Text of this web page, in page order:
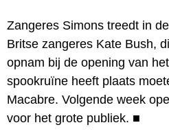
Zangeres Simons treedt in
Britse zangeres Kate Bush,
opnam bij de opening van
spookruïne heeft plaats
Macabre. Volgende week
voor het grote publiek. ■